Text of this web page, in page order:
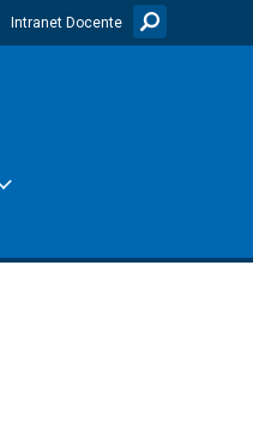
Intranet Docente